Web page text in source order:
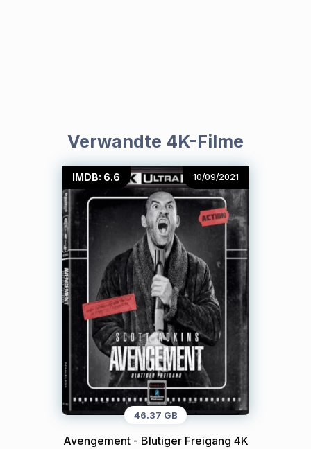
Verwandte 4K-Filme
IMDB: 6.6 10/09/2021
46.37 GB
Avengement - Blutiger Freigang 4K